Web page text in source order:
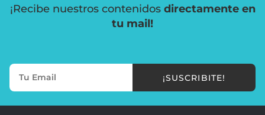
¡Recibe nuestros contenidos directamente en
tu mail!
¡SUSCRIBITE!